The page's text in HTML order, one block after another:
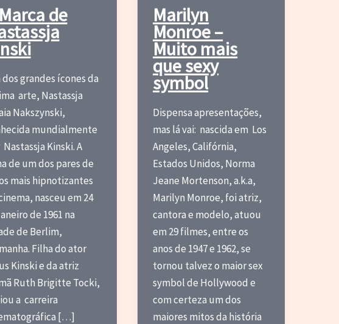
de
dos grandes ícones da
arte, Nastassja
Nakszynski,
mundialmente
Kinski. A
de um dos pares de
mais hipnotizantes
nasceu em 24
de 1961 na
de Berlim,
Filha do ator
Kinski e da atriz
Ruth Brigitte Tocki,
a carreira
[…]
Marilyn
Monroe –
Muito mais
que sexy
symbol
Dispensa apresentações,
mas lá vai: nascida em Los
Angeles, Califórnia,
Estados Unidos, Norma
Jeane Mortenson, a.k.a,
Marilyn Monroe, foi atriz,
cantora e modelo, atuou
em 29 filmes, entre os
anos de 1947 e 1962, se
tornou talvez o maior sex
symbol de Hollywood e
com certeza um dos
maiores mitos da história